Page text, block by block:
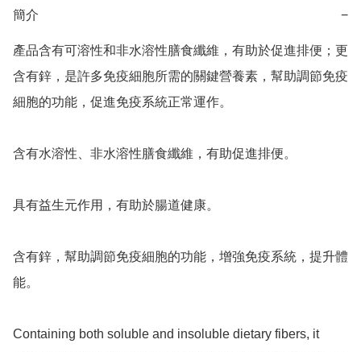
簡介 −
產品含有可溶性和非水溶性膳食纖維，有助於促進排便；更
含有鋅，是許多免疫細胞所需的關鍵營養素，幫助調節免疫
細胞的功能，促進免疫系統正常運作。
含有水溶性、非水溶性膳食纖維，有助促進排便。
具有益生元作用，有助於腸道健康。
含有鋅，幫助調節免疫細胞的功能，增強免疫系統，提升體
能。
Containing both soluble and insoluble dietary fibers, it